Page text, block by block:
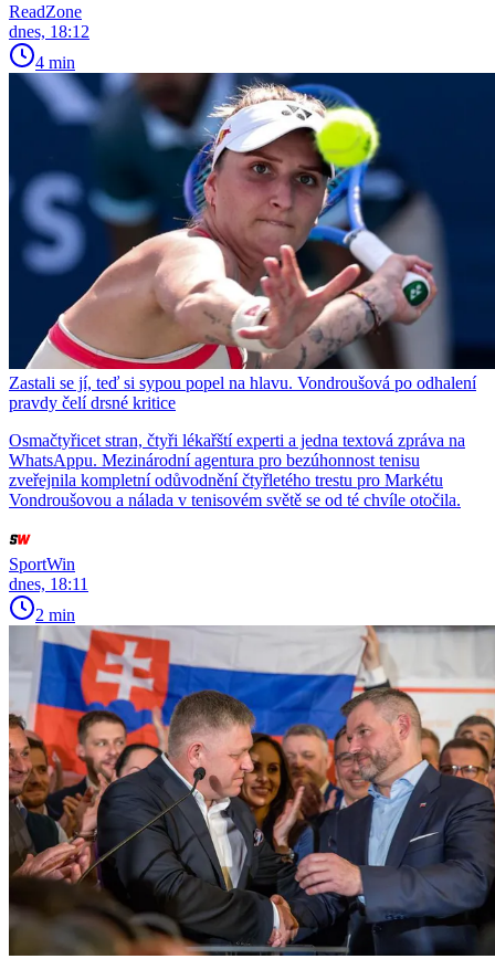
ReadZone
dnes, 18:12
4 min
Zastali se jí, teď si sypou popel na hlavu. Vondroušová po odhalení
pravdy čelí drsné kritice
Osmačtyřicet stran, čtyři lékařští experti a jedna textová zpráva na
WhatsAppu. Mezinárodní agentura pro bezúhonnost tenisu
zveřejnila kompletní odůvodnění čtyřletého trestu pro Markétu
Vondroušovou a nálada v tenisovém světě se od té chvíle otočila.
SportWin
dnes, 18:11
2 min